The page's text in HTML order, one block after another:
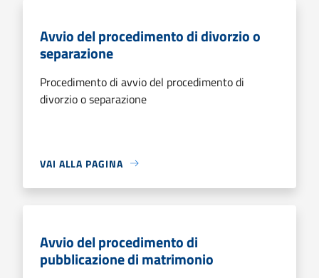
Avvio del procedimento di divorzio o
separazione
Procedimento di avvio del procedimento di
divorzio o separazione
VAI ALLA PAGINA
Avvio del procedimento di
pubblicazione di matrimonio